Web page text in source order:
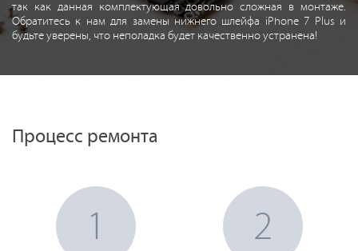
так как данная комплектующая довольно сложная в монтаже.
Обратитесь к нам для замены нижнего шлейфа iPhone 7 Plus и
будьте уверены, что неполадка будет качественно устранена!
Процесс ремонта
1 2